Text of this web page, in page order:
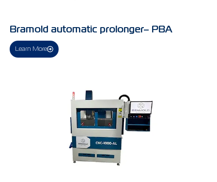
Bramold automatic prolonger– PBA
Learn More